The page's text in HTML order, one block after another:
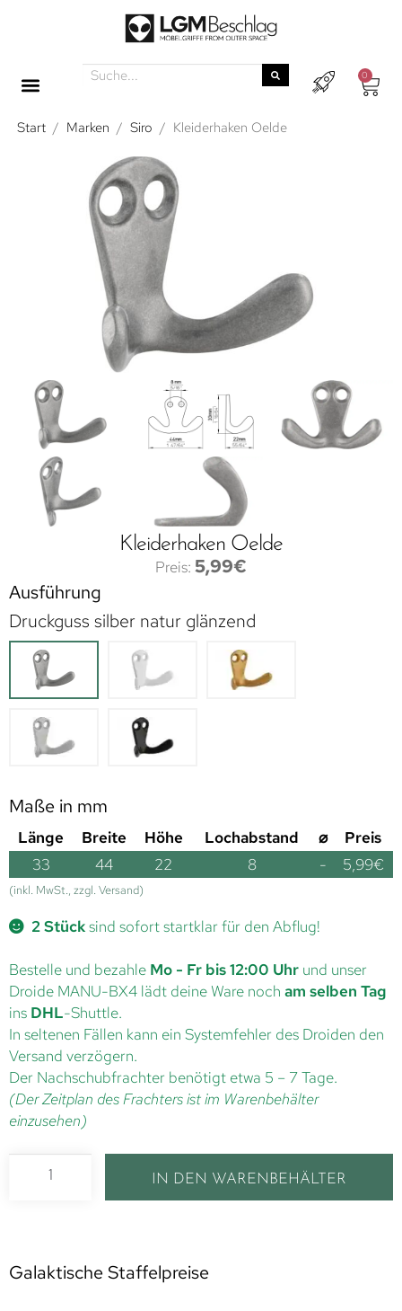
0
Start / Marken / Siro / Kleiderhaken Oelde
Kleiderhaken Oelde
5,99€
Ausführung
Druckguss silber natur glänzend
Maße in mm
Länge Breite Höhe Lochabstand ⌀
Preis
33
44 22 8 - 5,99€
(inkl. MwSt., zzgl. Versand)
2 Stücksind sofort startklar für den Abflug!
Bestelle und bezahle Mo - Fr bis 12:00 Uhr und unser
Droide MANU-BX4 lädt deine Ware noch am selben Tag
ins DHL-Shuttle.
In seltenen Fällen kann ein Systemfehler des Droiden den
Versand verzögern.
Der Nachschubfrachter benötigt etwa 5 – 7 Tage.
(Der Zeitplan des Frachters ist im Warenbehälter
einzusehen)
IN DEN WARENBEHÄLTER
Galaktische Staffelpreise